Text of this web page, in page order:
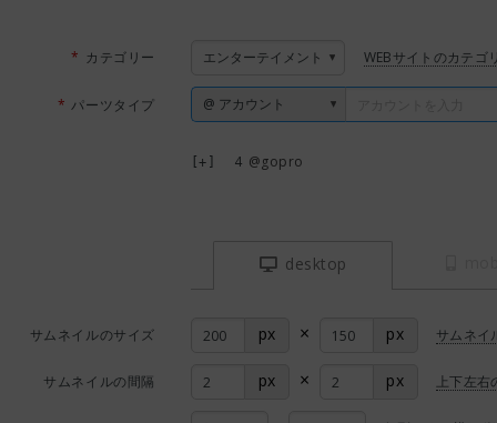
カテゴリー WEBサイトのカテゴ
パーツタイプ
[+] 4 @gopro
desktop
サムネイルのサイズ px × px サムネイ
サムネイルの間隔 px × px 上下左